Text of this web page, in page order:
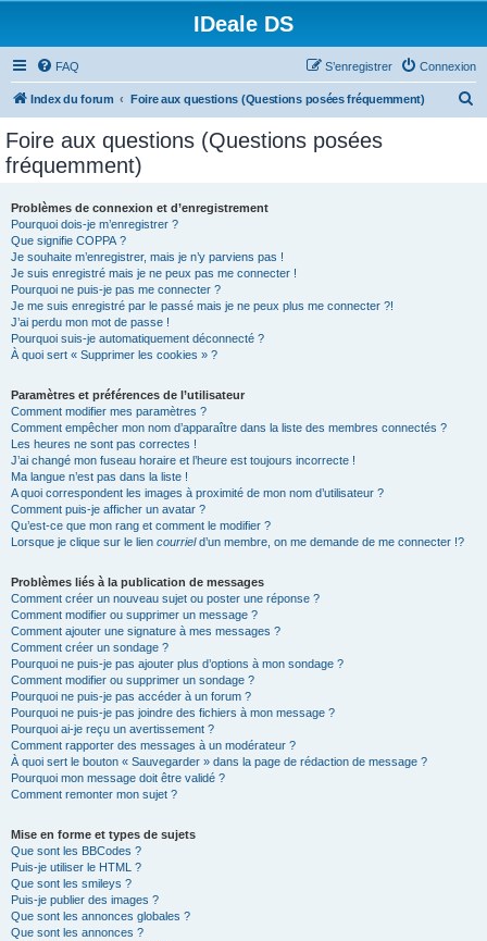
IDeale DS
FAQ Connexion
S’enregistrer
Index du forum Foire aux questions (Questions posées fréquemment)
Foire aux questions (Questions posées
fréquemment)
Problèmes de connexion et d’enregistrement
Pourquoi dois-je m’enregistrer ?
Que signifie COPPA ?
Je souhaite m’enregistrer, mais je n’y parviens pas !
Je suis enregistré mais je ne peux pas me connecter !
Pourquoi ne puis-je pas me connecter ?
Je me suis enregistré par le passé mais je ne peux plus me connecter ?!
J’ai perdu mon mot de passe !
Pourquoi suis-je automatiquement déconnecté ?
À quoi sert « Supprimer les cookies » ?
Paramètres et préférences de l’utilisateur
Comment modifier mes paramètres ?
Comment empêcher mon nom d’apparaître dans la liste des membres connectés ?
Les heures ne sont pas correctes !
J’ai changé mon fuseau horaire et l’heure est toujours incorrecte !
Ma langue n’est pas dans la liste !
A quoi correspondent les images à proximité de mon nom d’utilisateur ?
Comment puis-je afficher un avatar ?
Qu’est-ce que mon rang et comment le modifier ?
Lorsque je clique sur le lien courrield’un membre, on me demande de me connecter !?
Problèmes liés à la publication de messages
Comment créer un nouveau sujet ou poster une réponse ?
Comment modifier ou supprimer un message ?
Comment ajouter une signature à mes messages ?
Comment créer un sondage ?
Pourquoi ne puis-je pas ajouter plus d’options à mon sondage ?
Comment modifier ou supprimer un sondage ?
Pourquoi ne puis-je pas accéder à un forum ?
Pourquoi ne puis-je pas joindre des fichiers à mon message ?
Pourquoi ai-je reçu un avertissement ?
Comment rapporter des messages à un modérateur ?
À quoi sert le bouton « Sauvegarder » dans la page de rédaction de message ?
Pourquoi mon message doit être validé ?
Comment remonter mon sujet ?
Mise en forme et types de sujets
Que sont les BBCodes ?
Puis-je utiliser le HTML ?
Que sont les smileys ?
Puis-je publier des images ?
Que sont les annonces globales ?
Que sont les annonces ?